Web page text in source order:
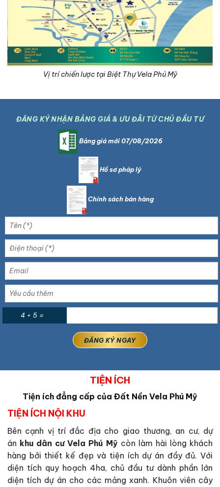
Vị trí chiến lược tại Biệt Thự Vela Phú Mỹ
ĐĂNG KÝ NHẬN BẢNG GIÁ & ƯU ĐÃI TỪ CHỦ ĐẦU TƯ
Bảng giá mới 07/08/2026
Hồ sơ pháp lý
Chính sách bán hàng
4 + 5 =
TIỆN ÍCH
Tiện ích đẳng cấp của Đất Nền Vela Phú Mỹ
TIỆN ÍCH NỘI KHU
Bên cạnh vị trí đắc địa cho giao thương, an cư, dự
án khu dân cư Vela Phú Mỹ còn làm hài lòng khách
hàng bởi thiết kế đẹp và tiện ích dự án đầy đủ. Với
diện tích quy hoạch 4ha, chủ đầu tư dành phần lớn
diện tích dự án cho các mảng xanh. Khuôn viên cây